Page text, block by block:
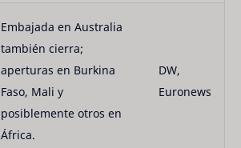
Embajada en Australia
también cierra;
aperturas en Burkina
Faso, Mali y
posiblemente otros en
África.
DW,
Euronews